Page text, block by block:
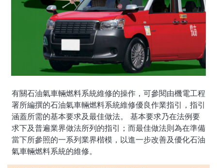
有關石油氣車輛燃料系統維修的操作，可參閱由機電工程
署所編撰的石油氣車輛燃料系統維修優良作業指引，指引
涵蓋所需的基本要求及最佳做法。 基本要求乃在法例要
求下及普遍業界做法所列的指引；而最佳做法則為在準備
當下所參照的一系列業界楷模，以進一步改善及優化石油
氣車輛燃料系統的維修。